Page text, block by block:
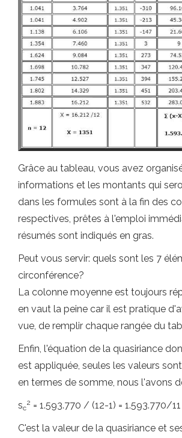
Grâce au tableau, vous avez
informations et les montants qui
dans les formules sont à la fin des
respectives, prêtes à l'emploi
résumés sont indiqués en gras.
Peut vous servir: quels sont les 7
circonférence?
La colonne moyenne est toujours
en vaut la peine car il est pratique
vue, de remplir chaque rangée du
Enfin, l'équation de la quasiriance
est appliquée, seules les valeurs
en termes de somme, nous l'avons
sc
2 = 1.593.770 / (12-1) = 1.593.770/
C'est la valeur de la quasiriance et